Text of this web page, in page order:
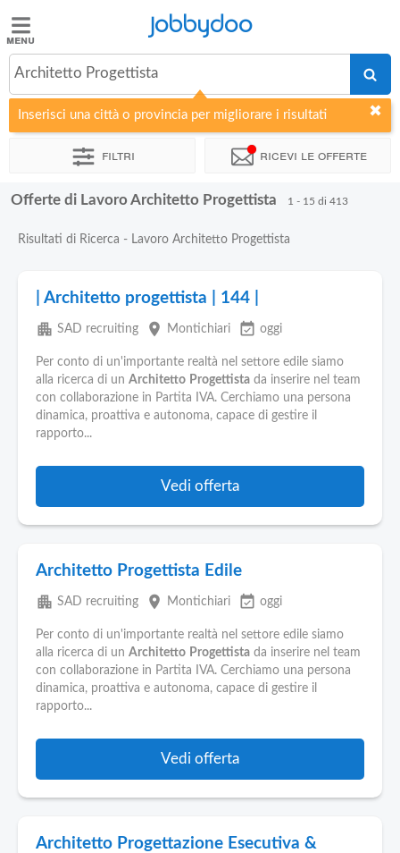
Jobbydoo
Offerte
di
lavoro
Elenco
Blog
Pubblica
Offerte
Jobbydoo
Architetto Progettista
Inserisci una città o provincia per migliorare i risultati
Filtri Ricevi le offerte
Offerte di Lavoro Architetto Progettista 1 - 15 di 413
Risultati di Ricerca - Lavoro Architetto Progettista
| Architetto progettista | 144 |
apartment SAD recruiting place Montichiari event_available oggi
Per conto di un'importante realtà nel settore edile siamo
alla ricerca di un Architetto Progettista da inserire nel team
con collaborazione in Partita IVA. Cerchiamo una persona
dinamica, proattiva e autonoma, capace di gestire il
rapporto...
Vedi offerta
Architetto Progettista Edile
apartment SAD recruiting place Montichiari event_available oggi
Per conto di un'importante realtà nel settore edile siamo
alla ricerca di un Architetto Progettista da inserire nel team
con collaborazione in Partita IVA. Cerchiamo una persona
dinamica, proattiva e autonoma, capace di gestire il
rapporto...
Vedi offerta
Architetto Progettazione Esecutiva &